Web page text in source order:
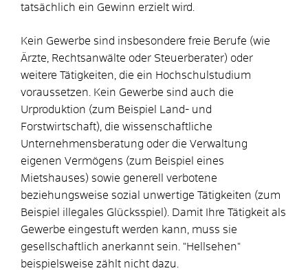
tatsächlich ein Gewinn erzielt wird.
Kein Gewerbe sind insbesondere freie Berufe (wie
Ärzte, Rechtsanwälte oder Steuerberater) oder
weitere Tätigkeiten, die ein Hochschulstudium
voraussetzen. Kein Gewerbe sind auch die
Urproduktion (zum Beispiel Land- und
Forstwirtschaft), die wissenschaftliche
Unternehmensberatung oder die Verwaltung
eigenen Vermögens (zum Beispiel eines
Mietshauses) sowie generell verbotene
beziehungsweise sozial unwertige Tätigkeiten (zum
Beispiel illegales Glücksspiel). Damit Ihre Tätigkeit als
Gewerbe eingestuft werden kann, muss sie
gesellschaftlich anerkannt sein. "Hellsehen"
beispielsweise zählt nicht dazu.